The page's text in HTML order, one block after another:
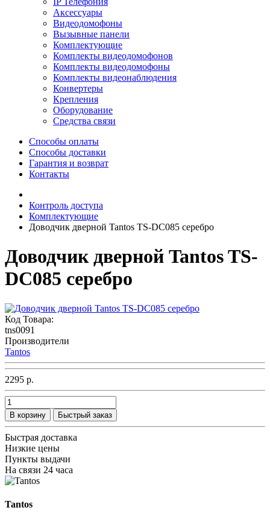
Аксессуары
Видеодомофоны
Вызывные панели
Комплектующие
Комплекты видеодомофонов
Комплекты видеодомофоны
Комплекты видеонаблюдения
Конвертеры
Крепления
Оборудование
Средства связи
Способы оплаты
Способы доставки
Гарантия и возврат
Контакты
Контроль доступа
Комплектующие
Доводчик дверной Tantos TS-DC085 серебро
Доводчик дверной Tantos TS-
DC085 серебро
Код Товара:
tns0091
Производители
Tantos
2295 р.
В корзину Быстрый заказ
Быстрая доставка
Низкие цены
Пункты выдачи
На связи 24 часа
Tantos